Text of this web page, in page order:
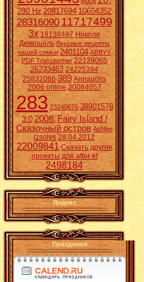
280 Hz 20817694 10604352
2831609011717499
3x 19138497 Николя
Дювошель Вкусные рецепты
нашей семьи 2401104 ABBYY
PDF Transformer 22129065
26233463 24225394
25832086 389 Annapolis
2006 online 20084057
283 23240676 38901578
3:0 2008. Fairy Island /
Сказочный остров Ashlee
izsoles 28.04.2012
22009841 Скачать другие
проекты для after ef
2498184
Яндекс
Праздники